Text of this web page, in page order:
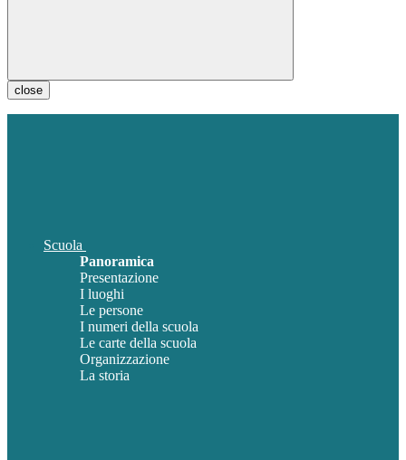
close
Scuola
Panoramica
Presentazione
I luoghi
Le persone
I numeri della scuola
Le carte della scuola
Organizzazione
La storia